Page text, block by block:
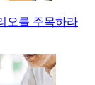
오를 주목하라